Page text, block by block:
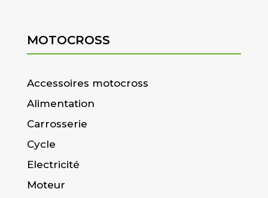
MOTOCROSS
Accessoires motocross
Alimentation
Carrosserie
Cycle
Electricité
Moteur